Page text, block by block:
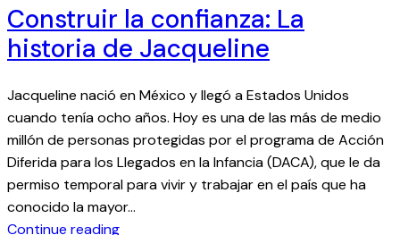
:
J
o
r
g
e
r
i
Construir la confianza: La
historia de Jacqueline
Jacqueline nació en México y llegó a Estados Unidos
cuando tenía ocho años. Hoy es una de las más de medio
millón de personas protegidas por el programa de Acción
Diferida para los Llegados en la Infancia (DACA), que le da
permiso temporal para vivir y trabajar en el país que ha
conocido la mayor…
Continue reading: